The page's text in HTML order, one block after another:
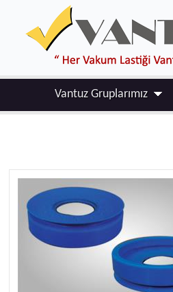
Vantuz Gruplarımız